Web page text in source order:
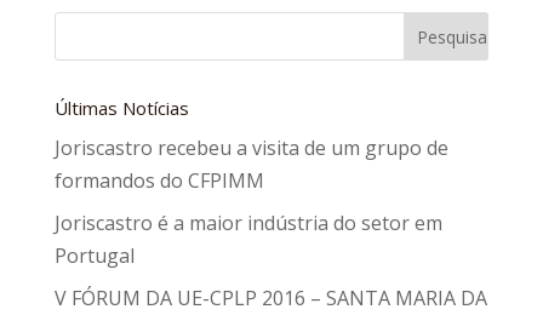
Últimas Notícias
Joriscastro recebeu a visita de um grupo de
formandos do CFPIMM
Joriscastro é a maior indústria do setor em
Portugal
V FÓRUM DA UE-CPLP 2016 – SANTA MARIA DA